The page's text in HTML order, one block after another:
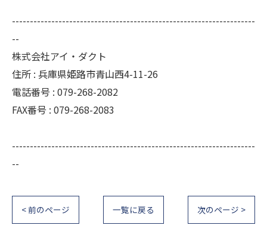
--------------------------------------------------------------------
--
株式会社アイ・ダクト
住所 : 兵庫県姫路市青山西4-11-26
電話番号 : 079-268-2082
FAX番号 : 079-268-2083
--------------------------------------------------------------------
--
< 前のページ 一覧に戻る 次のページ >